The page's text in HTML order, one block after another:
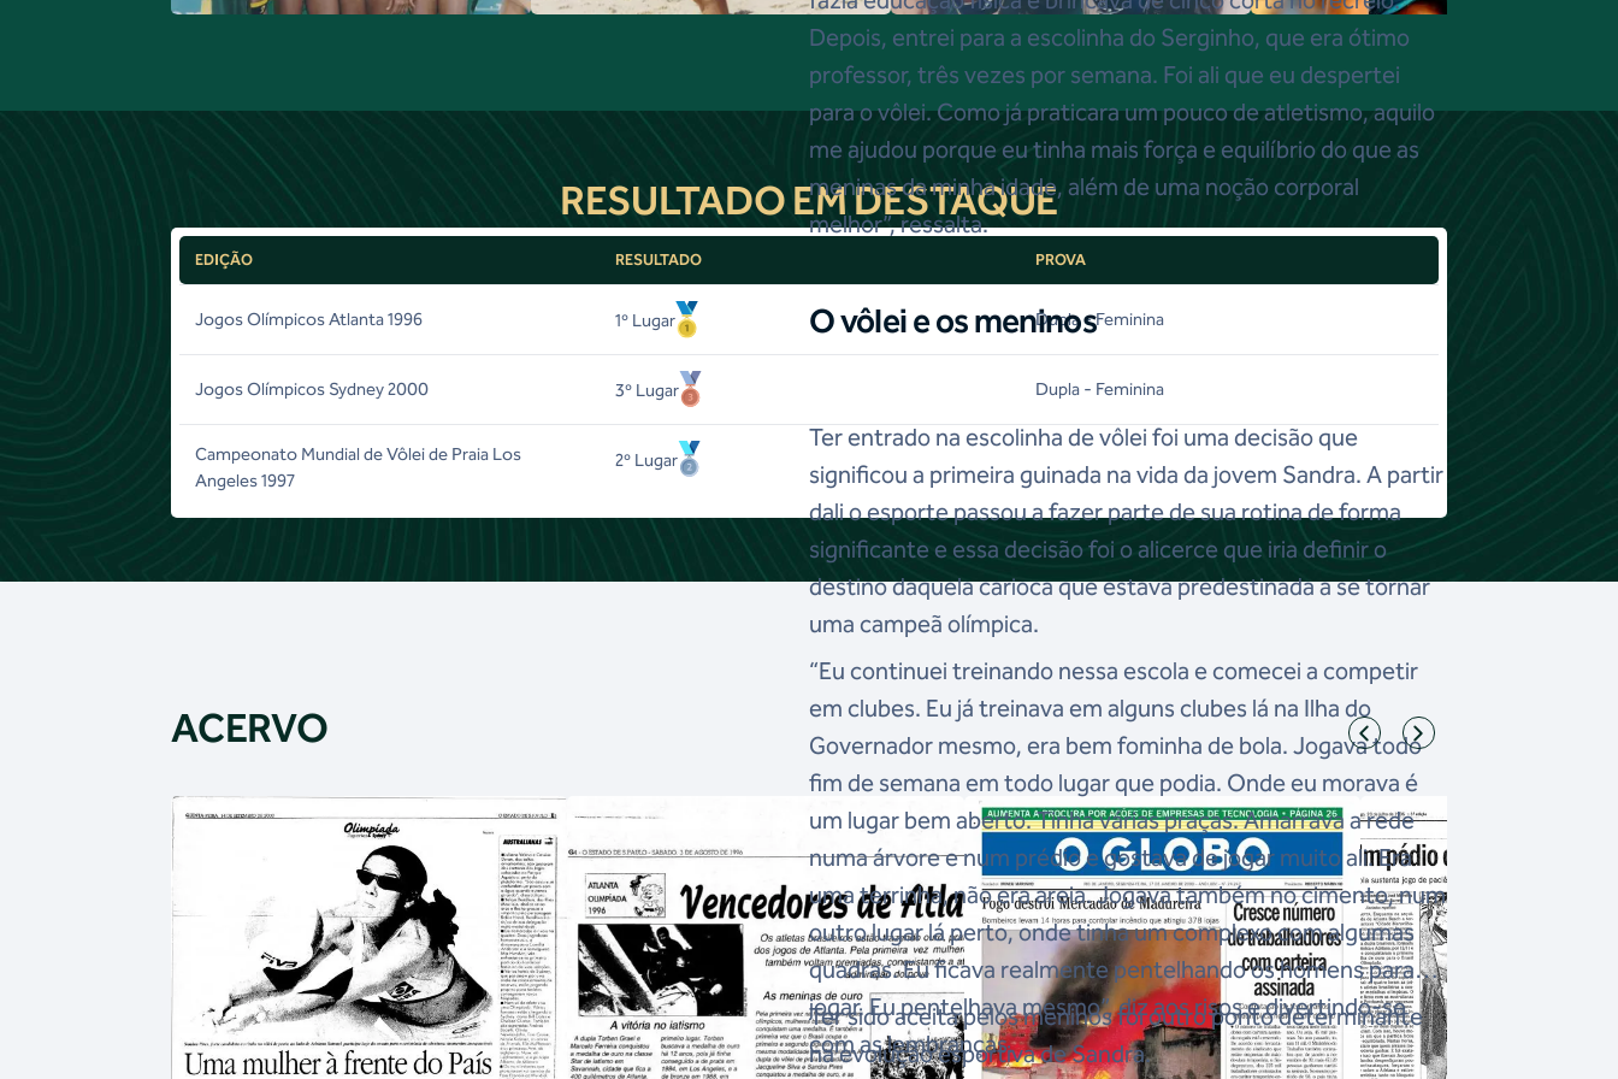
Depois, entrei para a escolinha do Serginho, que era ótimo
professor, três vezes por semana. Foi ali que eu despertei
para o vôlei. Como já praticara um pouco de atletismo, aquilo
me ajudou porque eu tinha mais força e equilíbrio do que as
meninas da minha idade, além de uma noção corporal
melhor”, ressalta.
O vôlei e os meninos
Ter entrado na escolinha de vôlei foi uma decisão que
significou a primeira guinada na vida da jovem Sandra. A partir
dali o esporte passou a fazer parte de sua rotina de forma
significante e essa decisão foi o alicerce que iria definir o
destino daquela carioca que estava predestinada a se tornar
uma campeã olímpica.
“Eu continuei treinando nessa escola e comecei a competir
em clubes. Eu já treinava em alguns clubes lá na Ilha do
Governador mesmo, era bem fominha de bola. Jogava todo
fim de semana em todo lugar que podia. Onde eu morava é
um lugar bem aberto. Tinha várias praças. Amarrava a rede
numa árvore e num prédio e gostava de jogar muito ali. Era
uma terrinha, não era areia. Jogava também no cimento, num
outro lugar lá perto, onde tinha um complexo com algumas
quadras. Eu ficava realmente pentelhando os homens para
jogar. Eu pentelhava mesmo”, diz aos risos e divertindo-se
com as lembranças.
Ter sido aceita pelos meninos foi outro ponto determinante
na evolução esportiva de Sandra.
RESULTADO EM DESTAQUE
EDIÇÃO RESULTADO PROVA
Jogos Olímpicos Atlanta 1996 1º Lugar Dupla - Feminina
Jogos Olímpicos Sydney 2000 3º Lugar Dupla - Feminina
Campeonato Mundial de Vôlei de Praia Los
Angeles 1997
2º Lugar
ACERVO